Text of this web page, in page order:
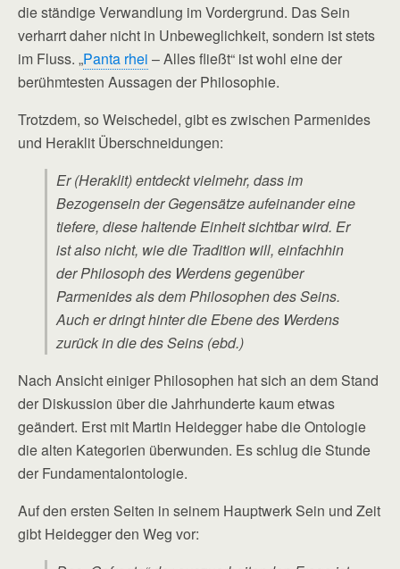
die ständige Verwandlung im Vordergrund. Das Sein
verharrt daher nicht in Unbeweglichkeit, sondern ist stets
im Fluss. „Panta rhei – Alles fließt“ ist wohl eine der
berühmtesten Aussagen der Philosophie.
Trotzdem, so Weischedel, gibt es zwischen Parmenides
und Heraklit Überschneidungen:
Er (Heraklit) entdeckt vielmehr, dass im
Bezogensein der Gegensätze aufeinander eine
tiefere, diese haltende Einheit sichtbar wird. Er
ist also nicht, wie die Tradition will, einfachhin
der Philosoph des Werdens gegenüber
Parmenides als dem Philosophen des Seins.
Auch er dringt hinter die Ebene des Werdens
zurück in die des Seins (ebd.)
Nach Ansicht einiger Philosophen hat sich an dem Stand
der Diskussion über die Jahrhunderte kaum etwas
geändert. Erst mit Martin Heidegger habe die Ontologie
die alten Kategorien überwunden. Es schlug die Stunde
der Fundamentalontologie.
Auf den ersten Seiten in seinem Hauptwerk Sein und Zeit
gibt Heidegger den Weg vor: